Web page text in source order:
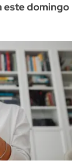
este domingo